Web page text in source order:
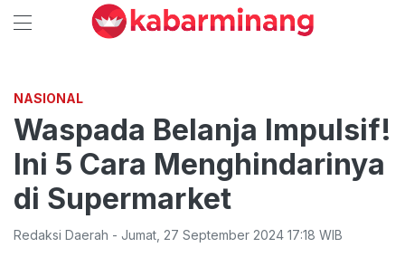
NASIONAL
Waspada Belanja Impulsif!
Ini 5 Cara Menghindarinya
di Supermarket
Redaksi Daerah - Jumat 27 September 2024 17:18 WIB